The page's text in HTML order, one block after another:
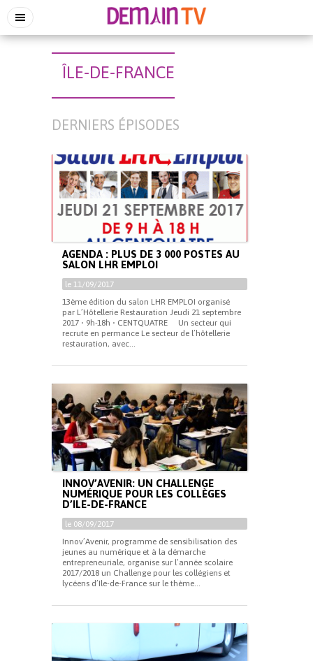
ÎLE-DE-FRANCE
DERNIERS ÉPISODES
AGENDA : PLUS DE 3 000 POSTES AU
SALON LHR EMPLOI
le 11/09/2017
13ème édition du salon LHR EMPLOI organisé
par L’Hôtellerie Restauration Jeudi 21 septembre
2017 • 9h-18h • CENTQUATRE Un secteur qui
recrute en permance Le secteur de l’hôtellerie
restauration, avec...
INNOV’AVENIR: UN CHALLENGE
NUMÉRIQUE POUR LES COLLÈGES
D’ILE-DE-FRANCE
le 08/09/2017
Innov’Avenir, programme de sensibilisation des
jeunes au numérique et à la démarche
entrepreneuriale, organise sur l’année scolaire
2017/2018 un Challenge pour les collégiens et
lycéens d’Ile-de-France sur le thème...